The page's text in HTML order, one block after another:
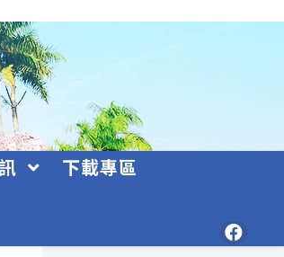
下載專區